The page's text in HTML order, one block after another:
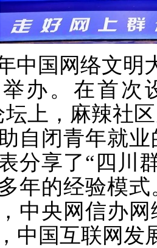
中国网络文明
办。在首次
坛上，麻辣社
自闭青年就
分享了“四川
年的经验模
中央网信办
中国互联网发